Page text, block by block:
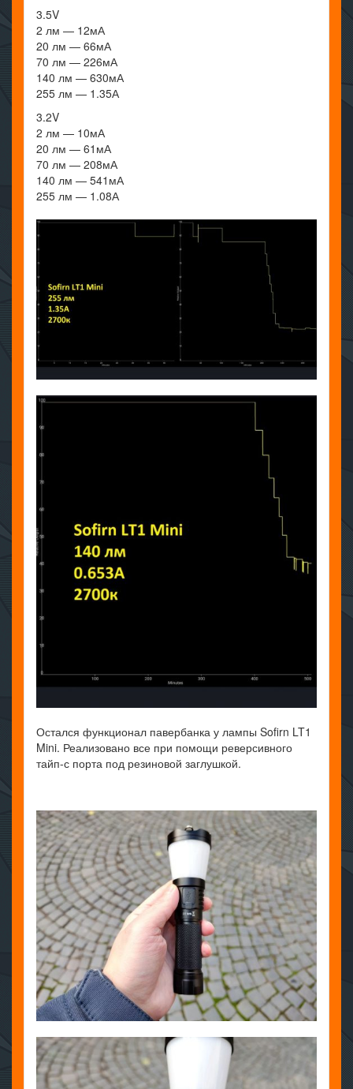
3.5V
2 лм — 12мА
20 лм — 66мА
70 лм — 226мА
140 лм — 630мА
255 лм — 1.35А
3.2V
2 лм — 10мА
20 лм — 61мА
70 лм — 208мА
140 лм — 541мА
255 лм — 1.08А
Остался функционал павербанка у лампы Sofirn LT1
Mini. Реализовано все при помощи реверсивного
тайп-с порта под резиновой заглушкой.